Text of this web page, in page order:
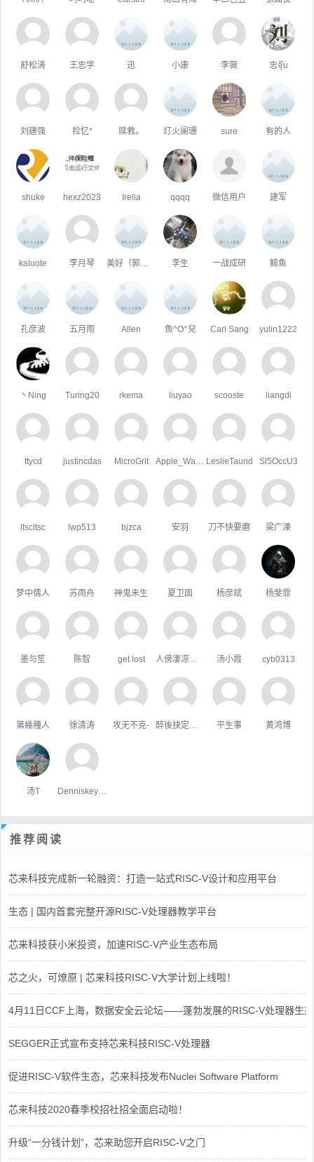
舒松涛 王忠学 迅 小康 李薇 忠จุ๊บ
刘建强 捡忆* 赎救。 灯火阑珊 sure 有的人
shuke hexz2023 Irelia qqqq 微信用户 建军
kaluote 李月琴 李生 一战成研 鲸鱼
孔彦波 五月雨 Allen 魚^O^兒 Carl Sang yulin1222
丶Ning Turing20 rkema liuyao scooste liangdi
ttycd justincdas MicroGrit LeslieTaund Sl5OccU3
ltscltsc lwp513 bjzca 安羽 刀不快要磨 梁广溧
梦中情人 苏雨舟 神鬼未生 夏卫国 杨彦斌 杨斐霏
墨与笙 陈智 get lost 汤小霞 cyb0313
第幾種人 徐清涛 攻无不克- 平生事 黄鸿博
汤T
推荐阅读
芯来科技完成新一轮融资：打造一站式RISC-V设计和应用平台
生态 | 国内首套完整开源RISC-V处理器教学平台
芯来科技获小米投资，加速RISC-V产业生态布局
芯之火，可燎原 | 芯来科技RISC-V大学计划上线啦！
4月11日CCF上海，数据安全云论坛——蓬勃发展的RISC-V处理器生态
SEGGER正式宣布支持芯来科技RISC-V处理器
促进RISC-V软件生态，芯来科技发布Nuclei Software Platform
芯来科技2020春季校招社招全面启动啦！
升级“一分钱计划”，芯来助您开启RISC-V之门